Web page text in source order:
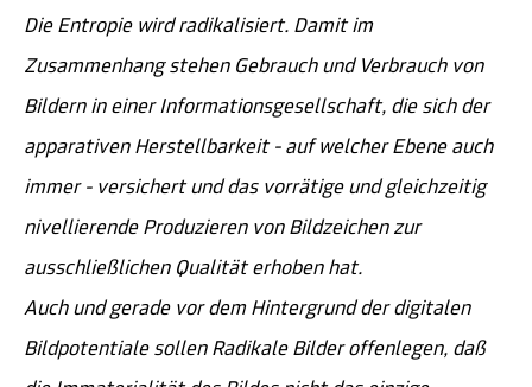
Die Entropie wird radikalisiert. Damit im
Zusammenhang stehen Gebrauch und Verbrauch von
Bildern in einer Informationsgesellschaft, die sich der
apparativen Herstellbarkeit - auf welcher Ebene auch
immer - versichert und das vorrätige und gleichzeitig
nivellierende Produzieren von Bildzeichen zur
ausschließlichen Qualität erhoben hat.
Auch und gerade vor dem Hintergrund der digitalen
Bildpotentiale sollen Radikale Bilder offenlegen, daß